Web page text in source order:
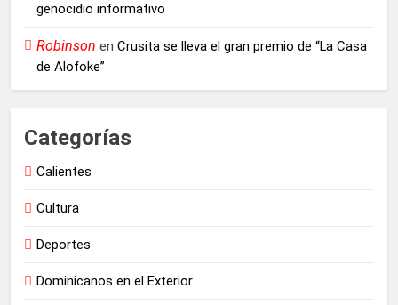
genocidio informativo
Robinson en Crusita se lleva el gran premio de “La Casa
de Alofoke”
Categorías
Calientes
Cultura
Deportes
Dominicanos en el Exterior